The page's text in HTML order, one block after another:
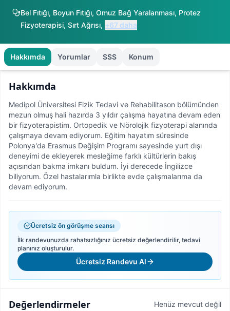
Bel Fıtığı, Boyun Fıtığı, Omuz Bağ Yaralanması, Protez
Fizyoterapisi, Sırt Ağrısı, +67 daha
Hakkımda Yorumlar SSS Konum
Hakkımda
Medipol Üniversitesi Fizik Tedavi ve Rehabilitason bölümünden
mezun olmuş hali hazırda 3 yıldır çalışma hayatına devam eden
bir fizyoterapistim. Ortopedik ve Nörolojik fizyoterapi alanında
çalışmaya devam ediyorum. Eğitim hayatım süresinde
Polonya'da Erasmus Değişim Programı sayesinde yurt dışı
deneyimi de ekleyerek mesleğime farklı kültürlerin bakış
açısından bakma imkanı buldum. İyi derecede İngilizce
biliyorum. Özel hastalarımla birlikte evde çalışmalarıma da
devam ediyorum.
Ücretsiz ön görüşme seansı
İlk randevunuzda rahatsızlığınız ücretsiz değerlendirilir, tedavi
planınız oluşturulur.
Ücretsiz Randevu Al
Değerlendirmeler Henüz mevcut değil